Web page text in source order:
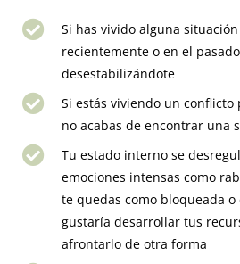
Si has vivido alguna
recientemente o en el
desestabilizándote
Si estás viviendo un
no acabas de encontrar una
Tu estado interno se
emociones intensas como
te quedas como bloqueada
gustaría desarrollar tus
afrontarlo de otra forma